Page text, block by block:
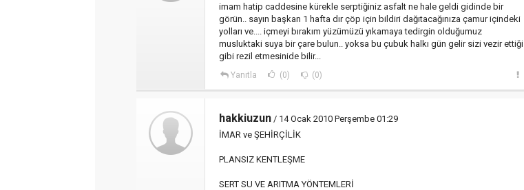
imam hatip caddesine kürekle serptiğiniz asfalt ne hale geldi gidinde bir
görün.. sayın başkan 1 hafta dır çöp için bildiri dağıtacağınıza çamur içindeki
yolları ve.... içmeyi bırakım yüzümüzü yıkamaya tedirgin olduğumuz
musluktaki suya bir çare bulun.. yoksa bu çubuk halkı gün gelir sizi vezir ettiği
gibi rezil etmesinide bilir...
Yanıtla (0) (0)
hakkiuzun / 14 Ocak 2010 Perşembe 01:29
İMAR ve ŞEHİRÇİLİK
PLANSIZ KENTLEŞME
SERT SU VE ARITMA YÖNTEMLERİ